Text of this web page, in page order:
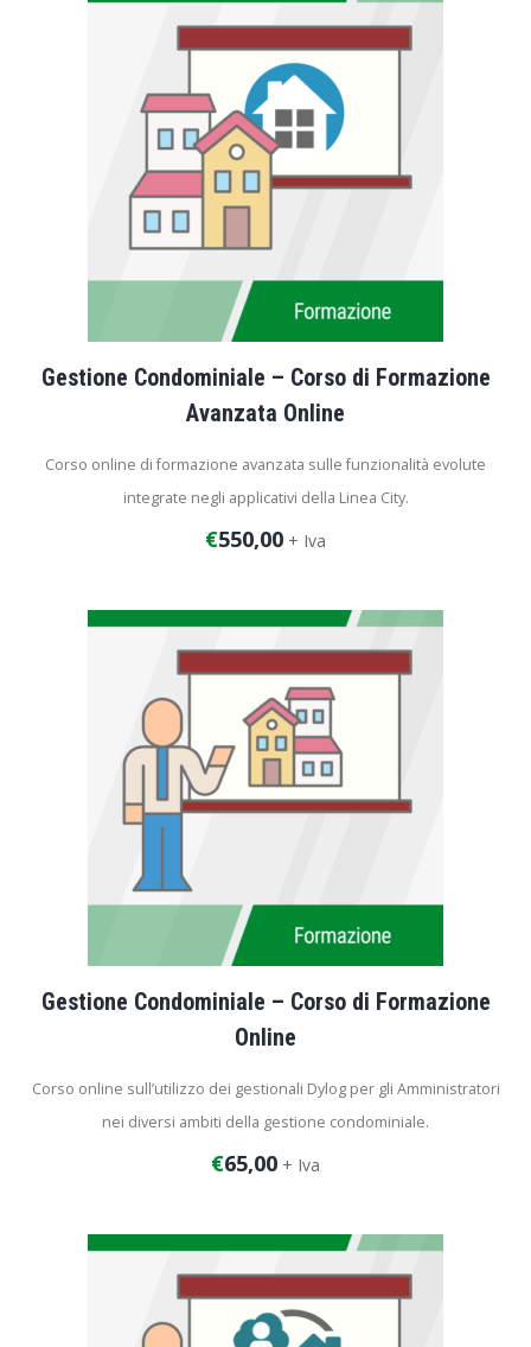
Gestione Condominiale – Corso di Formazione
Avanzata Online
Corso online di formazione avanzata sulle funzionalità evolute
integrate negli applicativi della Linea City.
Durata corso: 10 ore
€550,00 + Iva
Gestione Condominiale – Corso di Formazione
Online
Corso online sull’utilizzo dei gestionali Dylog per gli Amministratori
nei diversi ambiti della gestione condominiale.
Durata corso: 1 ora
€65,00 + Iva